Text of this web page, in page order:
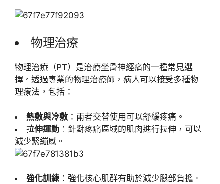
物理治療
物理治療（PT）是治療坐骨神經痛的一種常見選
擇。透過專業的物理治療師，病人可以接受多種物
理療法，包括：
熱敷與冷敷 ：兩者交替使用可以舒緩疼痛。
拉伸運動 ：針對疼痛區域的肌肉進行拉伸，可以
減少緊繃感。
強化訓練 ：強化核心肌群有助於減少腿部負擔。